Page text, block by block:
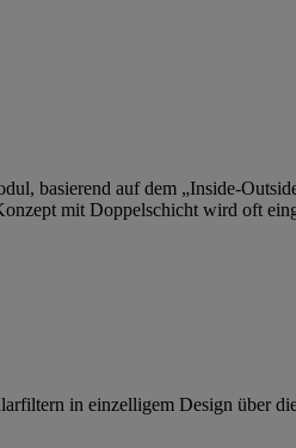
basierend auf dem „Inside-
mit Doppelschicht wird oft
in einzelligem Design über